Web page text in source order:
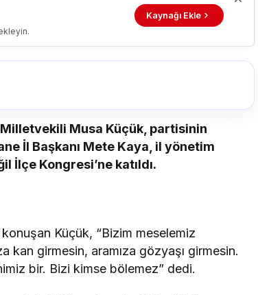
Kaynağı Ekle
Musa Küçük, partisinin
İl Başkanı Mete Kaya, il yönetim
İlçe Kongresi’ne katıldı.
Küçük, “Bizim meselemiz
kan girmesin, aramıza gözyaşı girmesin.
bir. Bizi kimse bölemez” dedi.